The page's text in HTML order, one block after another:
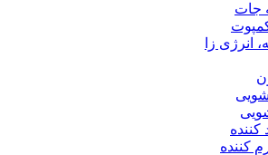
جات
انرژی زا
کننده
کننده